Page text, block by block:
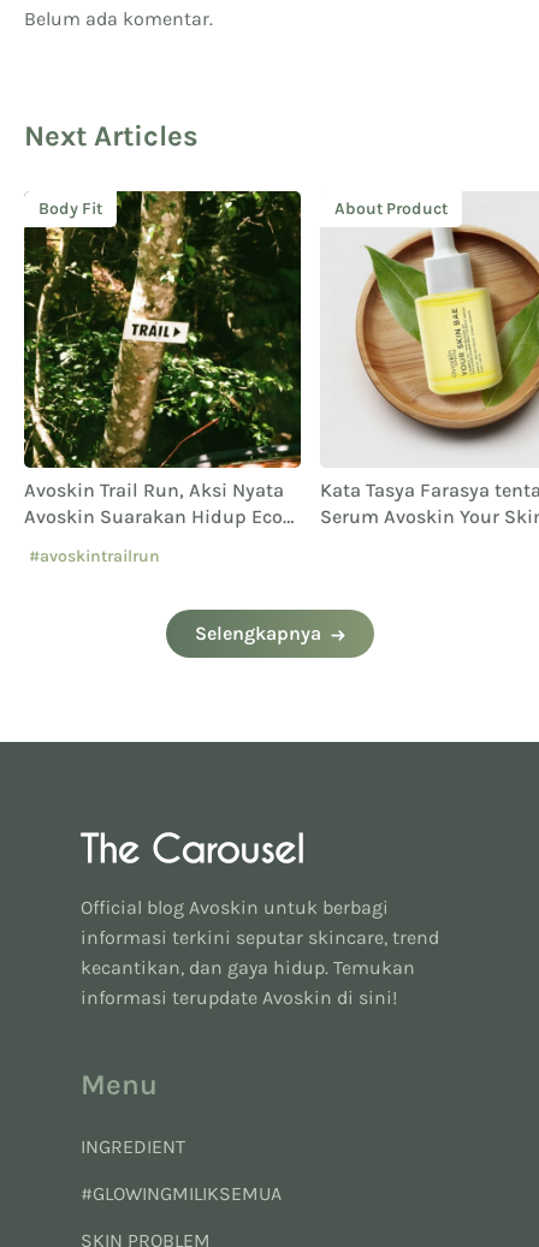
Belum ada komentar.
Next Articles
Body Fit
Avoskin Trail Run, Aksi Nyata
Avoskin Suarakan Hidup Eco
#avoskintrailrun
About Product
Kata Tasya Farasya
Serum Avoskin Your
Selengkapnya
Official blog Avoskin untuk berbagi
informasi terkini seputar skincare, trend
kecantikan, dan gaya hidup. Temukan
informasi terupdate Avoskin di sini!
Menu
INGREDIENT
#GLOWINGMILIKSEMUA
SKIN PROBLEM